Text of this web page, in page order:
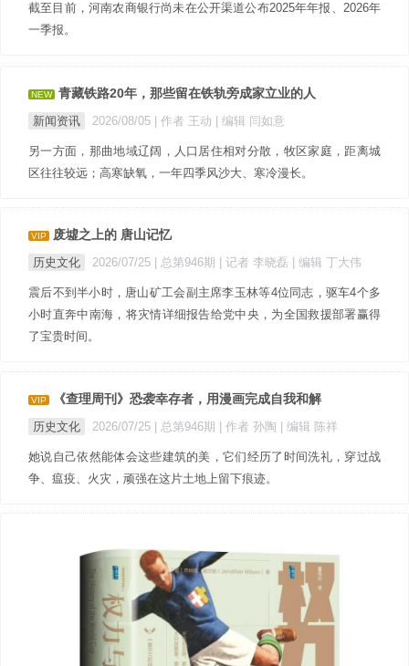
截至目前，河南农商银行尚未在公开渠道公布2025年年报、2026年
一季报。
NEW 青藏铁路20年，那些留在铁轨旁成家立业的人
新闻资讯 2026/08/05 | 作者 王动 | 编辑 闫如意
另一方面，那曲地域辽阔，人口居住相对分散，牧区家庭，距离城
区往往较远；高寒缺氧，一年四季风沙大、寒冷漫长。
VIP 废墟之上的 唐山记忆
历史文化 2026/07/25 | 总第946期 | 记者 李晓磊 | 编辑 丁大伟
震后不到半小时，唐山矿工会副主席李玉林等4位同志，驱车4个多
小时直奔中南海，将灾情详细报告给党中央，为全国救援部署赢得
了宝贵时间。
VIP 《查理周刊》恐袭幸存者，用漫画完成自我和解
历史文化 2026/07/25 | 总第946期 | 作者 孙陶 | 编辑 陈祥
她说自己依然能体会这些建筑的美，它们经历了时间洗礼，穿过战
争、瘟疫、火灾，顽强在这片土地上留下痕迹。